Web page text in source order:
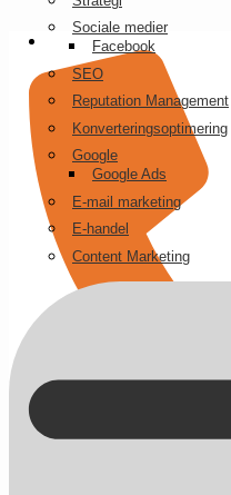
Sociale medier
Facebook
SEO
Reputation Management
Konverteringsoptimering
Google
Google Ads
E-mail marketing
E-handel
Content Marketing